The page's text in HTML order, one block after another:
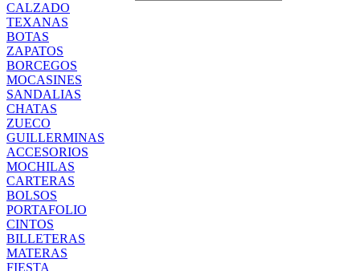
CALZADO
TEXANAS
BOTAS
ZAPATOS
BORCEGOS
MOCASINES
SANDALIAS
CHATAS
ZUECO
GUILLERMINAS
ACCESORIOS
MOCHILAS
CARTERAS
BOLSOS
PORTAFOLIO
CINTOS
BILLETERAS
MATERAS
FIESTA